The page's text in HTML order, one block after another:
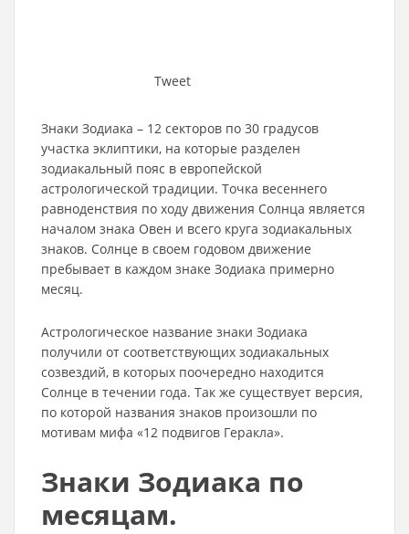
Tweet
Знаки Зодиака – 12 секторов по 30 градусов
участка эклиптики, на которые разделен
зодиакальный пояс в европейской
астрологической традиции. Точка весеннего
равноденствия по ходу движения Солнца является
началом знака Овен и всего круга зодиакальных
знаков. Солнце в своем годовом движение
пребывает в каждом знаке Зодиака примерно
месяц.
Астрологическое название знаки Зодиака
получили от соответствующих зодиакальных
созвездий, в которых поочередно находится
Солнце в течении года. Так же существует версия,
по которой названия знаков произошли по
мотивам мифа «12 подвигов Геракла».
Знаки Зодиака по
месяцам.